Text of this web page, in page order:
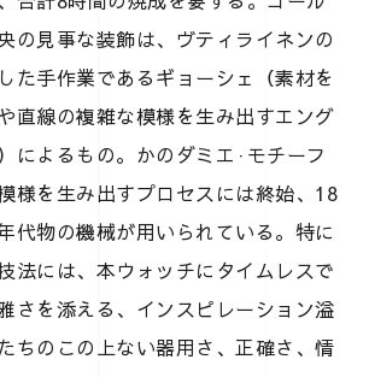
の見事な装飾は、ヴティライネンの
た手作業であるギョーシェ（素材を
直線の複雑な模様を生み出すエング
によるもの。かのダミエ·モチーフ
様を生み出すプロセスには終始、18
代物の機械が用いられている。特に
法には、本ウォッチにタイムレスで
さを添える、インスピレーション溢
ちのこの上ない器用さ、正確さ、情